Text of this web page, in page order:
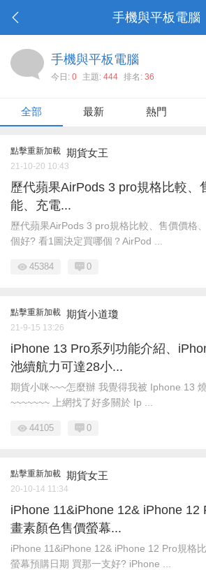
手機與平板電腦
手機與平板電腦
今日: 0 主題: 444 排名: 36
全部 最新 熱門
點擊重新加載 期貨女王
21-10-20 10:43
歷代蘋果AirPods 3 pro規格比較、
能、充電...
歷代蘋果AirPods 3 pro規格比較、售價價格
個好? 看1圖決定買哪個？AirPod ...
45384 0
點擊重新加載 期貨小道瓊
21-9-15 13:26
iPhone 13 Pro系列功能介紹、
池續航力可達28小...
期貨小咪~~~怎麼辦 我覺得我被 Iphone 13
~~~~~~~ 上網找了好多關於 Ip ...
44105 0
點擊重新加載 期貨女王
20-10-14 11:34
iPhone 11&iPhone 12& iPhone 12
畫素顏色售價螢幕...
iPhone 11&iPhone 12& iPhone 12 Pro規格
螢幕預購日期 買那一支好? iPhone ...